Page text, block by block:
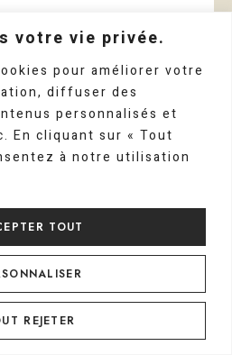
votre vie privée.
pour améliorer votre
diffuser des
personnalisés et
En cliquant sur « Tout
à notre utilisation
REJETER
TOUT
ENVOYER